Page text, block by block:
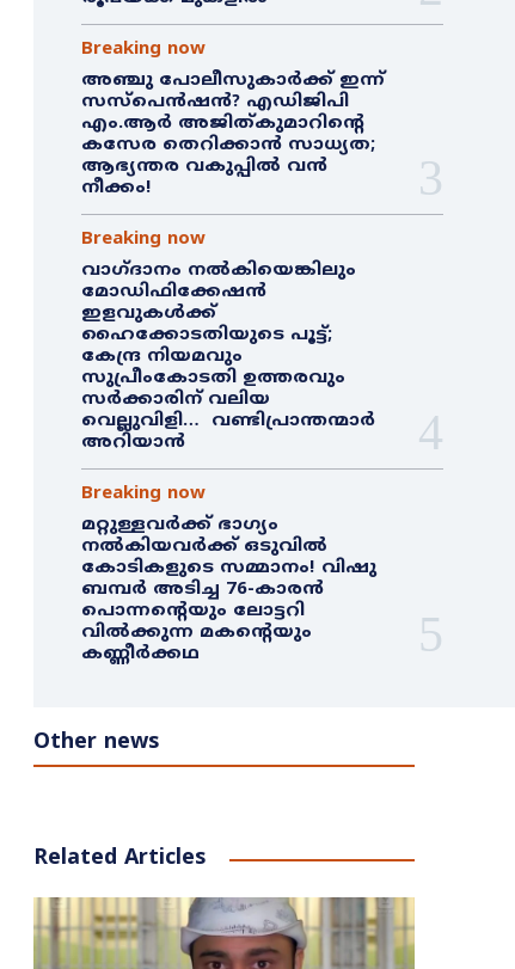
Breaking now
അഞ്ചു പോലീസുകാർക്ക് ഇന്ന്
സസ്‌പെൻഷൻ? എഡിജിപി
എം.ആർ അജിത്കുമാറിൻ്റെ
കസേര തെറിക്കാൻ സാധ്യത;
ആഭ്യന്തര വകുപ്പിൽ വൻ
നീക്കം!
Breaking now
വാഗ്ദാനം നൽകിയെങ്കിലും
മോഡിഫിക്കേഷൻ
ഇളവുകൾക്ക്
ഹൈക്കോടതിയുടെ പൂട്ട്;
കേന്ദ്ര നിയമവും
സുപ്രീംകോടതി ഉത്തരവും
സർക്കാരിന് വലിയ
വെല്ലുവിളി… വണ്ടിപ്രാന്തന്മാർ
അറിയാൻ
Breaking now
മറ്റുള്ളവർക്ക് ഭാഗ്യം
നൽകിയവർക്ക് ഒടുവിൽ
കോടികളുടെ സമ്മാനം! വിഷു
ബമ്പർ അടിച്ച 76-കാരൻ
പൊന്നന്റെയും ലോട്ടറി
വിൽക്കുന്ന മകന്റെയും
കണ്ണീർക്കഥ
Other news
Related Articles